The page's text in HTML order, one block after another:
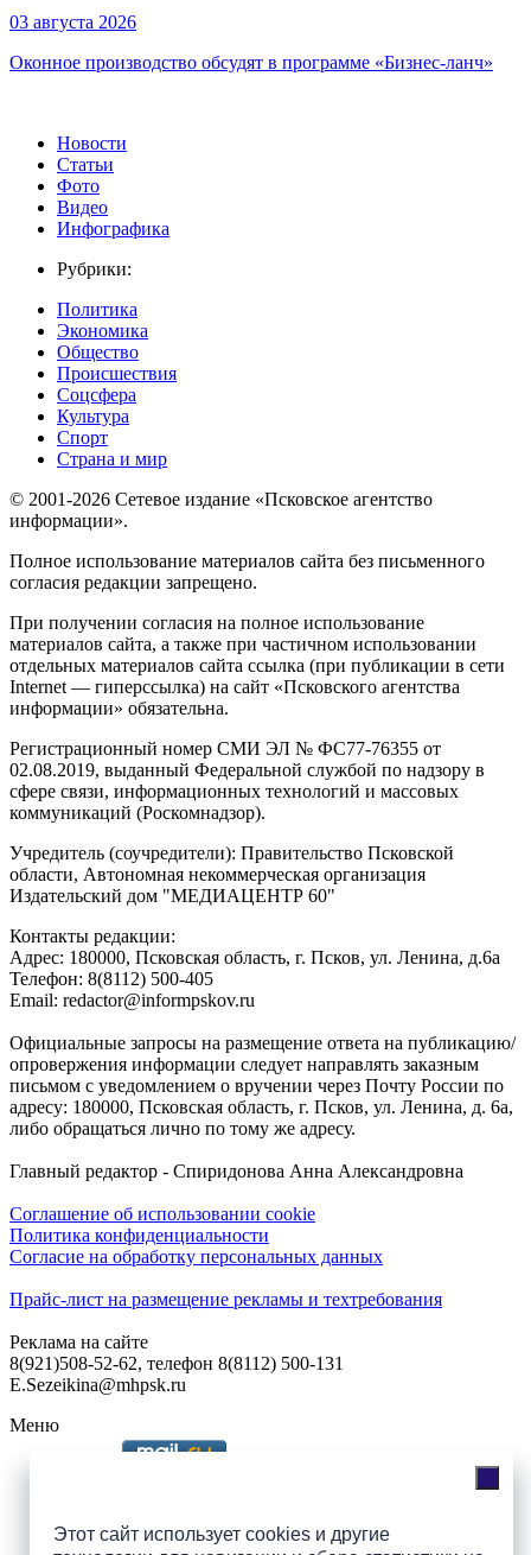
Этот сайт использует cookies и другие
03 августа 2026
Оконное производство обсудят в программе «Бизнес-ланч»
Новости
Статьи
Фото
Видео
Инфографика
Рубрики:
Политика
Экономика
Общество
Происшествия
Соцсфера
Культура
Спорт
Страна и мир
© 2001-2026 Сетевое издание «Псковское агентство
информации».
Полное использование материалов сайта без письменного
согласия редакции запрещено.
При получении согласия на полное использование
материалов сайта, а также при частичном использовании
отдельных материалов сайта ссылка (при публикации в сети
Internet — гиперссылка) на сайт «Псковского агентства
информации» обязательна.
Регистрационный номер СМИ ЭЛ № ФС77-76355 от
02.08.2019, выданный Федеральной службой по надзору в
сфере связи, информационных технологий и массовых
коммуникаций (Роскомнадзор).
Учредитель (соучредители): Правительство Псковской
области, Автономная некоммерческая организация
Издательский дом "МЕДИАЦЕНТР 60"
Контакты редакции:
Адреc: 180000, Псковская область, г. Псков, ул. Ленина, д.6а
Телефон: 8(8112) 500-405
Email: redactor@informpskov.ru
Официальные запросы на размещение ответа на публикацию/
опровержения информации следует направлять заказным
письмом с уведомлением о вручении через Почту России по
адресу: 180000, Псковская область, г. Псков, ул. Ленина, д. 6а,
либо обращаться лично по тому же адресу.
Главный редактор - Спиридонова Анна Александровна
Соглашение об использовании cookie
Политика конфиденциальности
Согласие на обработку персональных данных
Прайс-лист на размещение рекламы и техтребования
Реклама на сайте
8(921)508-52-62, телефон 8(8112) 500-131
E.Sezeikina@mhpsk.ru
Меню